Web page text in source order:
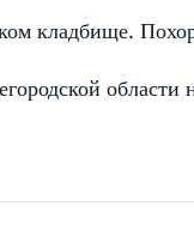
кладбище.
области